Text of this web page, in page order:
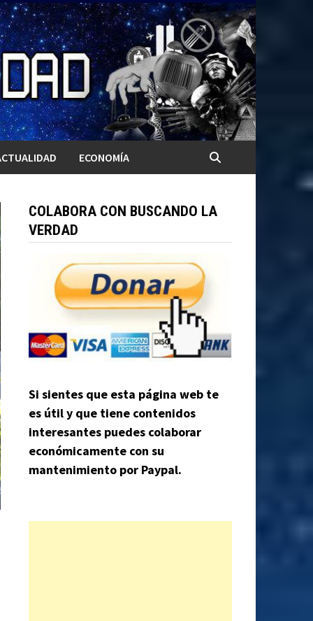
ECONOMÍA
COLABORA CON BUSCANDO LA
VERDAD
Si sientes que esta página web te
es útil y que tiene contenidos
interesantes puedes colaborar
económicamente con su
mantenimiento por Paypal.